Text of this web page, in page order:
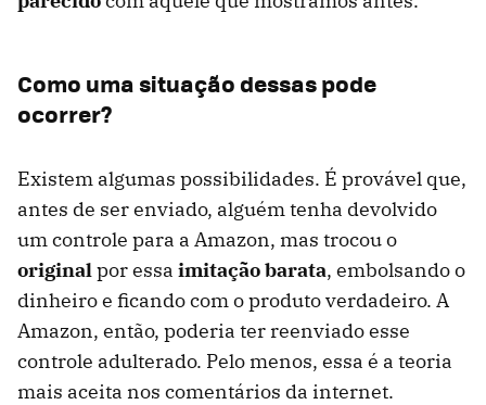
Como uma situação dessas pode
ocorrer?
Existem algumas possibilidades. É provável que,
antes de ser enviado, alguém tenha devolvido
um controle para a Amazon, mas trocou o
originalpor essa imitação barata, embolsando o
dinheiro e ficando com o produto verdadeiro. A
Amazon, então, poderia ter reenviado esse
controle adulterado. Pelo menos, essa é a teoria
mais aceita nos comentários da internet.